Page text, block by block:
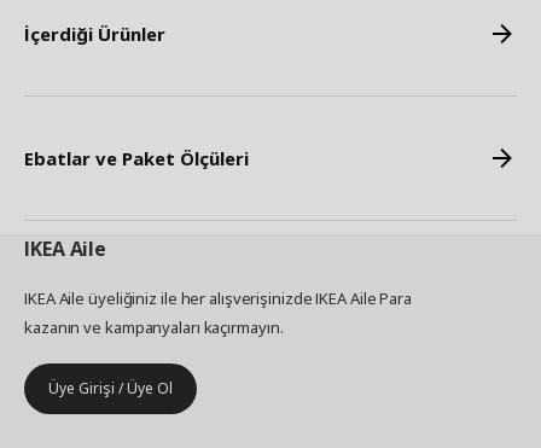
İçerdiği Ürünler
Ebatlar ve Paket Ölçüleri
IKEAAile
IKEA Aile üyeliğiniz ile her alışverişinizde IKEA Aile Para
kazanın ve kampanyaları kaçırmayın.
Üye Girişi / Üye Ol